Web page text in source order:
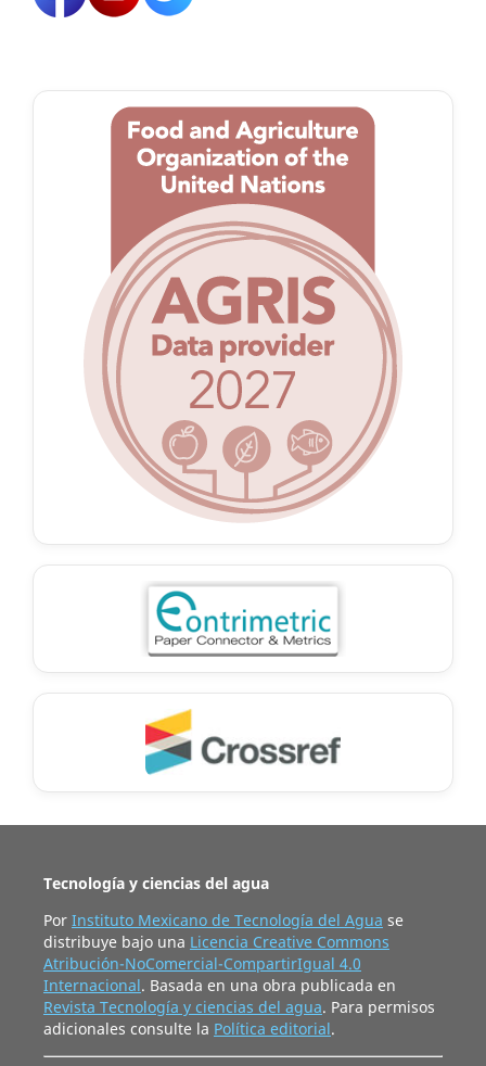
Tecnología y ciencias del agua
Por Instituto Mexicano de Tecnología del Agua se
distribuye bajo una Licencia Creative Commons
Atribución-NoComercial-CompartirIgual 4.0
Internacional. Basada en una obra publicada en
Revista Tecnología y ciencias del agua. Para permisos
adicionales consulte la Política editorial.